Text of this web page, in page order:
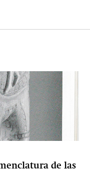
de las